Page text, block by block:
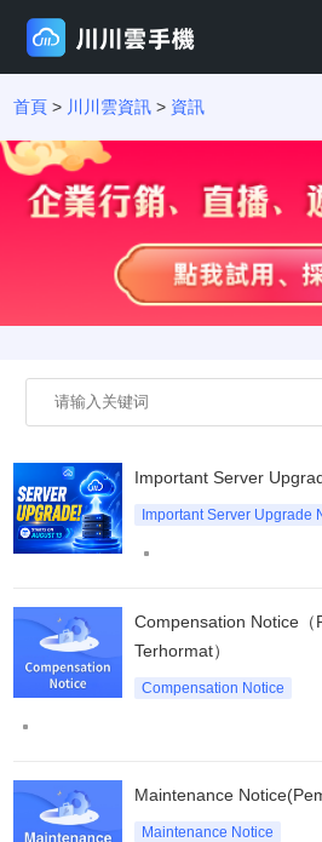
首頁 > 川川雲資訊 > 資訊
Important Server
Important Server Upgrade
Compensation Notice（
Terhormat）
Compensation Notice
Maintenance
Maintenance Notice